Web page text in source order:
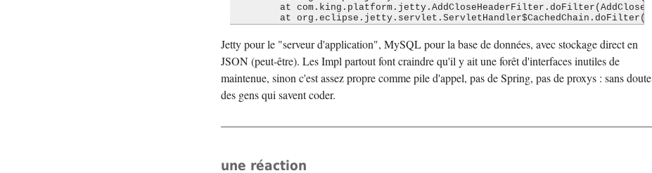
Jetty pour le "serveur d'application", MySQL pour la base de données, avec stockage direct en
JSON (peut-être). Les Impl partout font craindre qu'il y ait une forêt d'interfaces inutiles de
maintenue, sinon c'est assez propre comme pile d'appel, pas de Spring, pas de proxys : sans doute
des gens qui savent coder.
une réaction